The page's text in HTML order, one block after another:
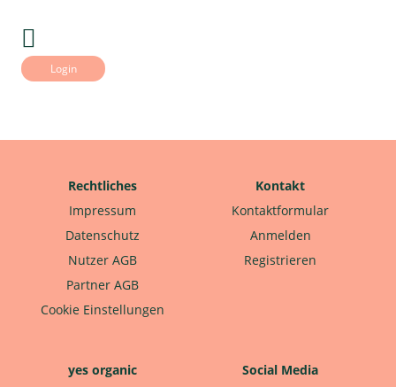
Login
Rechtliches
Impressum
Datenschutz
Nutzer AGB
Partner AGB
Cookie Einstellungen
Kontakt
Kontaktformular
Anmelden
Registrieren
yes organic
Social Media